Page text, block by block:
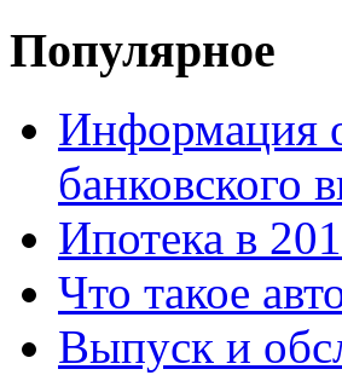
Популярное
Информация
банковского
Ипотека в
Что такое
Выпуск и